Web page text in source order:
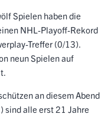
Spielen haben die
NHL-Playoff-Rekord
Treffer (0/13).
neun Spielen auf
an diesem Abend
sind alle erst 21 Jahre